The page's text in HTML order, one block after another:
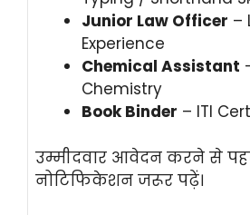
Junior Law Officer –
Experience
Chemical Assistant
Chemistry
Book Binder – ITI
उम्मीदवार आवेदन करने से
नोटिफिकेशन जरूर पढ़ें।